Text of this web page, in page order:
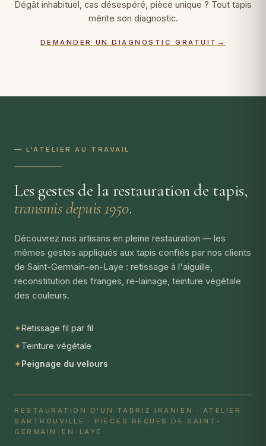
Dégât inhabituel, cas désespéré, pièce unique ? Tout tapis
mérite son diagnostic.
DEMANDER UN DIAGNOSTIC GRATUIT →
— L'ATELIER AU TRAVAIL
Les gestes de la restauration de tapis,
transmis depuis 1950.
Découvrez nos artisans en pleine restauration — les
mêmes gestes appliqués aux tapis confiés par nos clients
de Saint-Germain-en-Laye : retissage à l'aiguille,
reconstitution des franges, re-lainage, teinture végétale
des couleurs.
✦Retissage fil par fil
✦Teinture végétale
✦Peignage du velours
RESTAURATION D'UN TABRIZ IRANIEN · ATELIER
SARTROUVILLE · PIÈCES REÇUES DE SAINT-
GERMAIN-EN-LAYE